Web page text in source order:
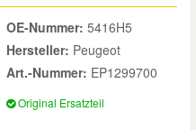
OE-Nummer: 5416H5
Hersteller: Peugeot
Art.-Nummer: EP1299700
Original Ersatzteil